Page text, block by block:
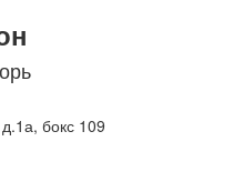
бокс 109